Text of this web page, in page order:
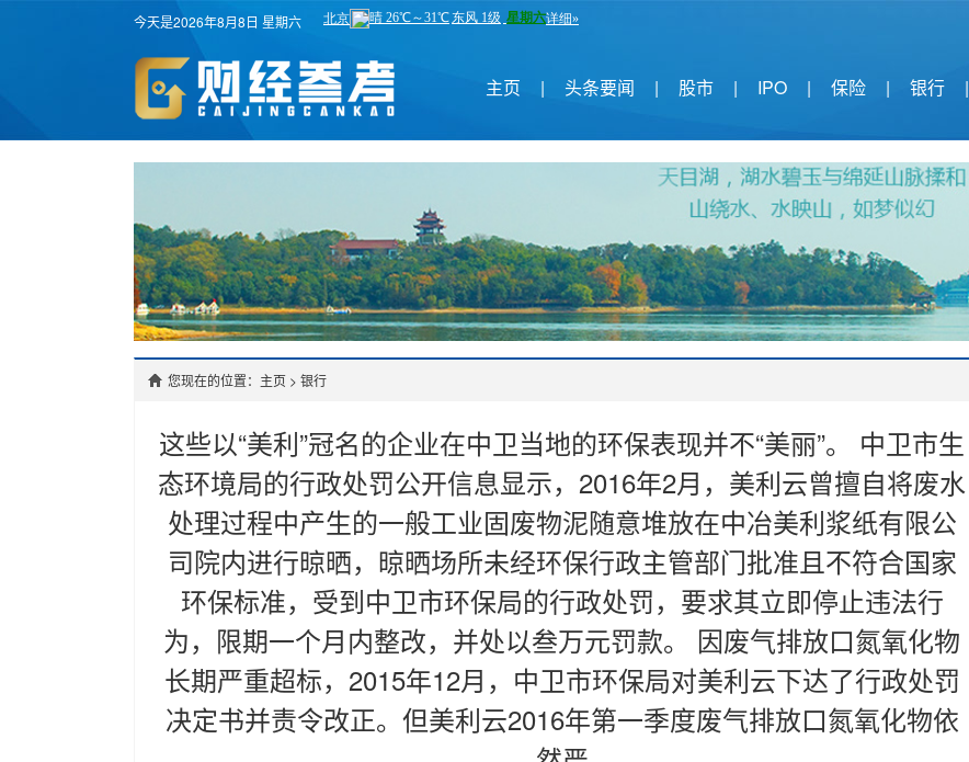
今天是2026年8月8日 星期六
主页 | 头条要闻 | 股市 | IPO | 保险 | 银行 |
您现在的位置：主页 > 银行
这些以“美利”冠名的企业在中卫当地的环保表现并不“美丽”。 中卫市生
态环境局的行政处罚公开信息显示，2016年2月，美利云曾擅自将废水
处理过程中产生的一般工业固废物泥随意堆放在中冶美利浆纸有限公
司院内进行晾晒，晾晒场所未经环保行政主管部门批准且不符合国家
环保标准，受到中卫市环保局的行政处罚，要求其立即停止违法行
为，限期一个月内整改，并处以叁万元罚款。 因废气排放口氮氧化物
长期严重超标，2015年12月，中卫市环保局对美利云下达了行政处罚
决定书并责令改正。但美利云2016年第一季度废气排放口氮氧化物依